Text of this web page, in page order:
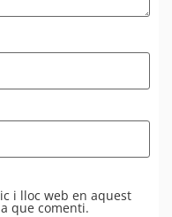
i lloc web en aquest
que comenti.